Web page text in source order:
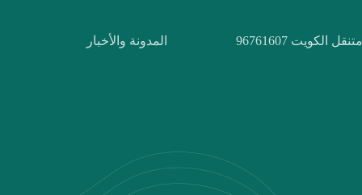
الكويت 96761607 المدونة والأخبار